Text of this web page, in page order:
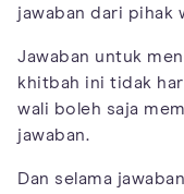
jawaban dari pihak
Jawaban untuk
khitbah ini tidak
wali boleh saja
jawaban.
Dan selama